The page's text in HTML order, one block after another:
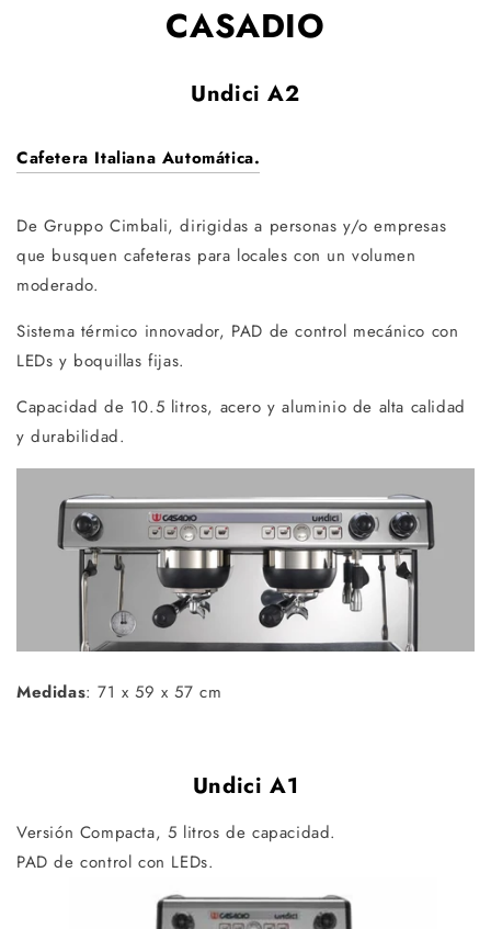
CASADIO
Undici A2
Cafetera Italiana Automática.
De Gruppo Cimbali, dirigidas a personas y/o empresas
que busquen cafeteras para locales con un volumen
moderado.
Sistema térmico innovador, PAD de control mecánico con
LEDs y boquillas fijas.
Capacidad de 10.5 litros, acero y aluminio de alta calidad
y durabilidad.
Medidas:71 x 59 x 57 cm
Undici A1
Versión Compacta, 5 litros de capacidad.
PAD de control con LEDs.